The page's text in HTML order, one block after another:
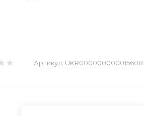
Артикул: UKR000000000015608